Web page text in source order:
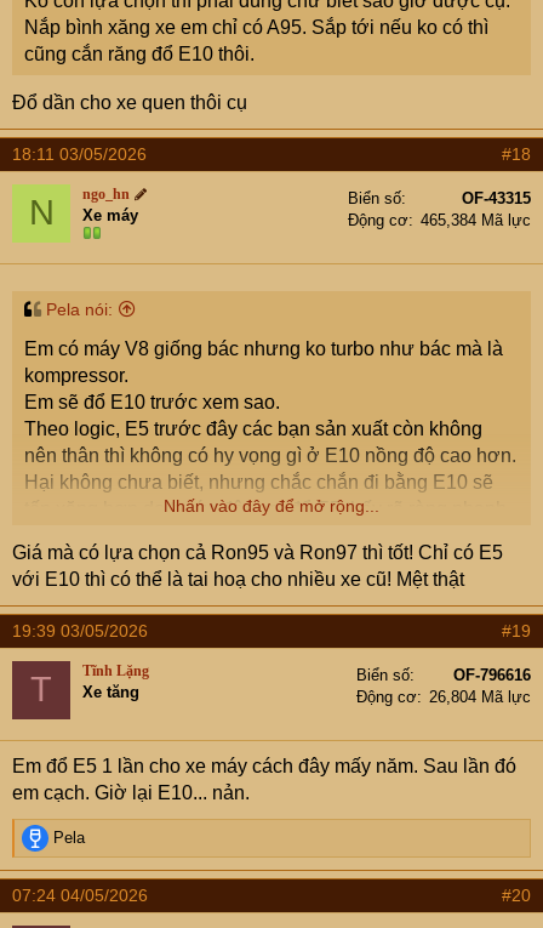
Nắp bình xăng xe em chỉ có A95. Sắp tới nếu ko có thì
cũng cắn răng đổ E10 thôi.
Đổ dần cho xe quen thôi cụ
18:11 03/05/2026 #18
N ngo_hn
Xe máy
Biển số
OF-43315
Động cơ
465,384 Mã lực
Pela nói:
Em có máy V8 giống bác nhưng ko turbo như bác mà là
kompressor.
Em sẽ đổ E10 trước xem sao.
Theo logic, E5 trước đây các bạn sản xuất còn không
nên thân thì không có hy vọng gì ở E10 nồng độ cao hơn.
Hại không chưa biết, nhưng chắc chắn đi bằng E10 sẽ
tốn xăng hơn do trước đây em đổ E5 thấy rõ ràng nhanh
V6 V8 có vẻ nên đổ xăng 97 hợp lý nhất.
Dòng máy V nhiều xy lanh nói chung.
Nhấn vào đây để mở rộng...
Giá mà có lựa chọn cả Ron95 và Ron97 thì tốt! Chỉ có E5
với E10 thì có thể là tai hoạ cho nhiều xe cũ! Mệt thật
19:39 03/05/2026 #19
T Tĩnh Lặng
Xe tăng
Biển số
OF-796616
Động cơ
26,804 Mã lực
Em đổ E5 1 lần cho xe máy cách đây mấy năm. Sau lần đó
em cạch. Giờ lại E10... nản.
R
e
a
c
t
Pela
07:24 04/05/2026 #20